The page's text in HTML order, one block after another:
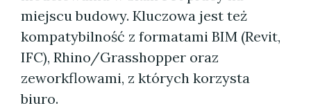
miejscu budowy. Kluczowa jest też
kompatybilność z formatami BIM (Revit,
IFC), Rhino/Grasshopper oraz
zeworkflowami, z których korzysta
biuro.